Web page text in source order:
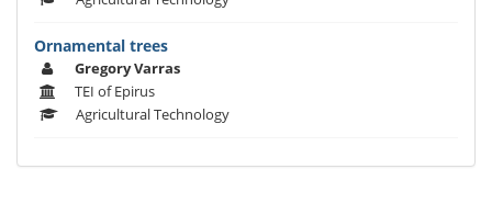
Ornamental trees
Gregory Varras
TEI of Epirus
Agricultural Technology